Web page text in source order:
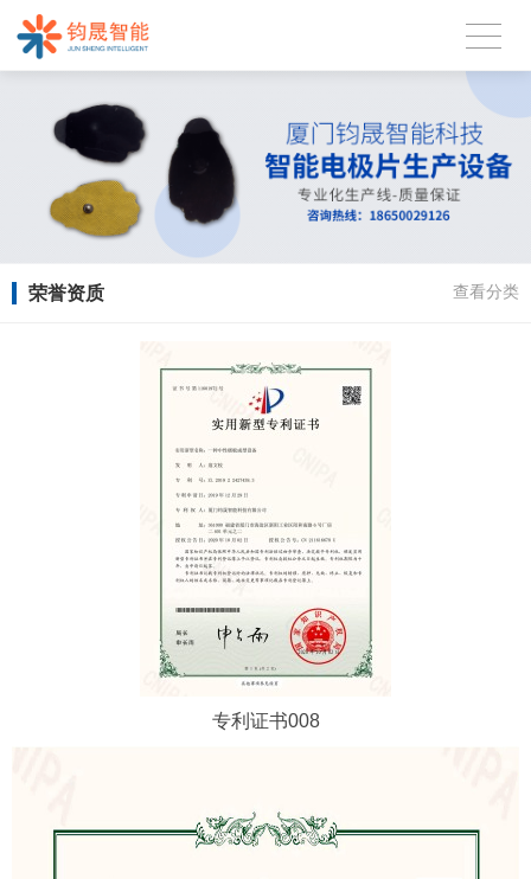
荣誉资质 查看分类
专利证书008